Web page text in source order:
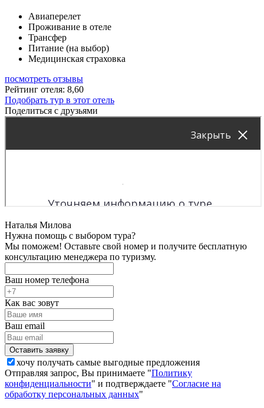
Авиаперелет
Проживание в отеле
Трансфер
Питание (на выбор)
Медицинская страховка
посмотреть отзывы
Рейтинг отеля: 8,60
Подобрать тур в этот отель
Поделиться с друзьями
Наталья Милова
Нужна помощь с выбором тура?
Мы поможем! Оставьте свой номер и получите бесплатную
консультацию менеджера по туризму.
Ваш номер телефона
Как вас зовут
Ваш email
хочу получать самые выгодные предложения
Отправляя запрос, Вы принимаете "Политику
конфиденциальности" и подтверждаете "Согласие на
обработку персональных данных"